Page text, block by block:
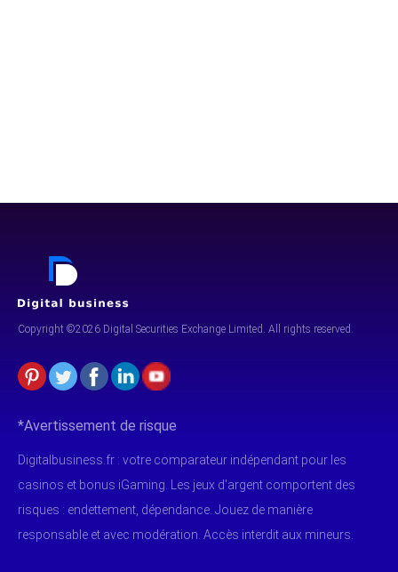
Copyright ©2026 Digital Securities Exchange Limited. All rights reserved.
*Avertissement de risque
Digitalbusiness.fr : votre comparateur indépendant pour les
casinos et bonus iGaming. Les jeux d'argent comportent des
risques : endettement, dépendance. Jouez de manière
responsable et avec modération. Accès interdit aux mineurs.